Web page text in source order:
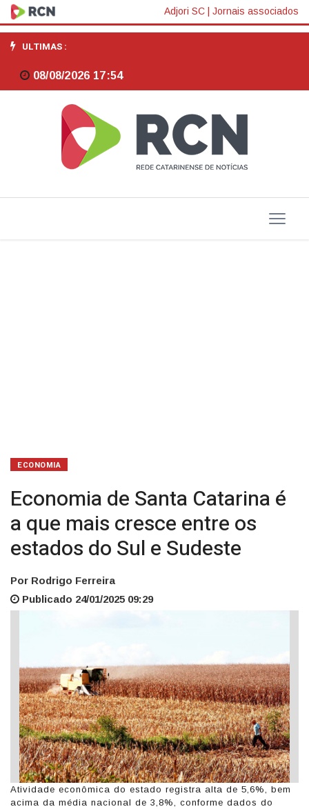
Economia
de
Santa
Catarina
que
Sudeste
Adjori SC Jornais associados
ULTIMAS :
08/08/2026 17:54
ECONOMIA
Economia de Santa Catarina é
a que mais cresce entre os
estados do Sul e Sudeste
Por Rodrigo Ferreira
Publicado 24/01/2025 09:29
Atividade econômica do estado registra alta de 5,6%, bem
acima da média nacional de 3,8%, conforme dados do